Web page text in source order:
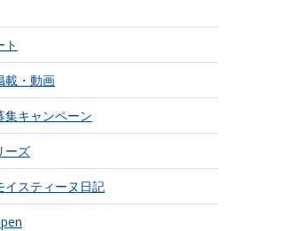
ト
載・動画
集キャンペーン
ーズ
イスティーヌ日記